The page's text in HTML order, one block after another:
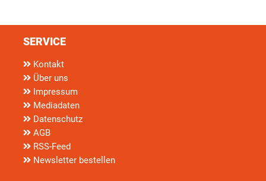
SERVICE
Kontakt
Über uns
Impressum
Mediadaten
Datenschutz
AGB
RSS-Feed
Newsletter bestellen